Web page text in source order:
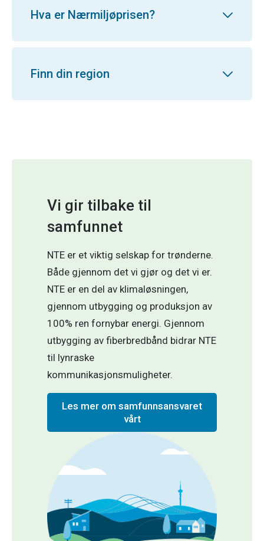
Hva er Nærmiljøprisen?
Finn din region
Vi gir tilbake til
samfunnet
NTE er et viktig selskap for trønderne.
Både gjennom det vi gjør og det vi er.
NTE er en del av klimaløsningen,
gjennom utbygging og produksjon av
100% ren fornybar energi. Gjennom
utbygging av fiberbredbånd bidrar NTE
til lynraske
kommunikasjonsmuligheter.
Les mer om samfunnsansvaret
vårt